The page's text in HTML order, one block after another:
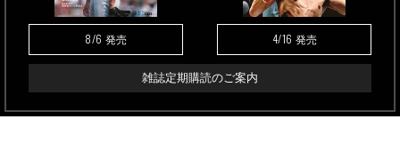
8/6 発売 4/16 発売
雑誌定期購読のご案内